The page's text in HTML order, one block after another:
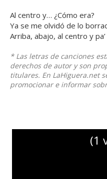
Al centro y… ¿Cómo era?
Ya se me olvidó de lo
Arriba, abajo, al centro y
* Las letras de canciones
derechos de autor y son
titulares. En LaHiguera.net
promocionar e informar
(1